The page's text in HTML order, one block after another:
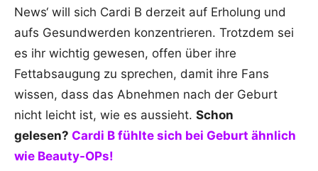
News‘ will sich Cardi B derzeit auf Erholung und
aufs Gesundwerden konzentrieren. Trotzdem sei
es ihr wichtig gewesen, offen über ihre
Fettabsaugung zu sprechen, damit ihre Fans
wissen, dass das Abnehmen nach der Geburt
nicht leicht ist, wie es aussieht. Schon
gelesen? Cardi B fühlte sich bei Geburt ähnlich
wie Beauty-OPs!